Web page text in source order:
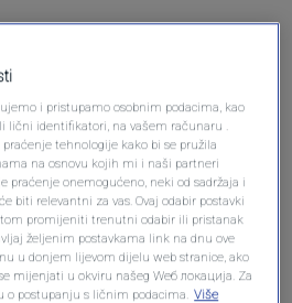
Oglas
i pristupamo osobnim podacima, kao
lični identifikatori, na vašem računaru .
tehnologije kako bi se pružila
na osnovu kojih mi i naši partneri
praćenje onemogućeno, neki od sadržaja i
biti relevantni za vas. Ovaj odabir postavki
promijeniti trenutni odabir ili pristanak
željenim postavkama link na dnu ove
u donjem lijevom dijelu web stranice, ako
mijenjati u okviru našeg Wеб локација. Za
o postupanju s ličnim podacima. Više